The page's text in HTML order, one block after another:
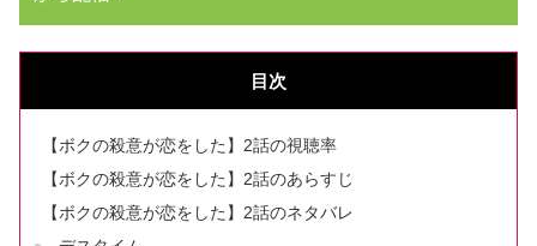
目次
【ボクの殺意が恋をした】2話の視聴率
【ボクの殺意が恋をした】2話のあらすじ
【ボクの殺意が恋をした】2話のネタバレ